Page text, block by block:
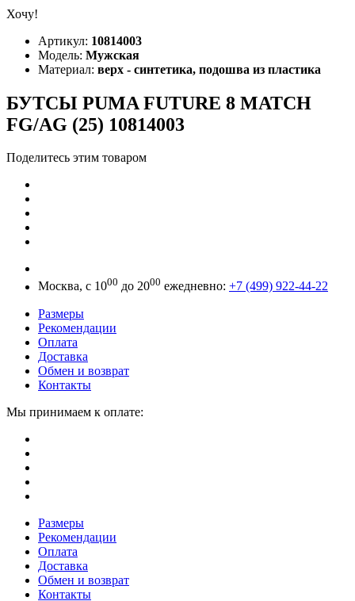
Хочу!
Артикул: 10814003
Модель: Мужская
Материал: верх - синтетика, подошва из пластика
БУТСЫ PUMA FUTURE 8 MATCH
FG/AG (25) 10814003
Поделитесь этим товаром
Москва, с 1000 до 2000 ежедневно: +7 (499) 922-44-22
Размеры
Рекомендации
Оплата
Доставка
Обмен и возврат
Контакты
Мы принимаем к оплате:
Размеры
Рекомендации
Оплата
Доставка
Обмен и возврат
Контакты